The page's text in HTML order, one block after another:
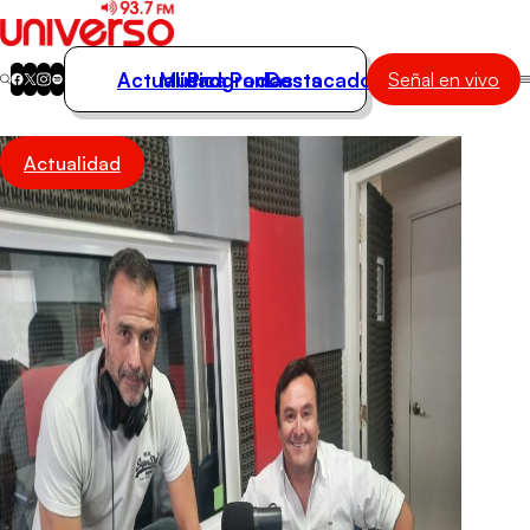
Actualidad
Música
Programas
Podcasts
Destacados
Actualidad
Música
Programas
Podcasts
Destacados Señal en vivo
Actualidad